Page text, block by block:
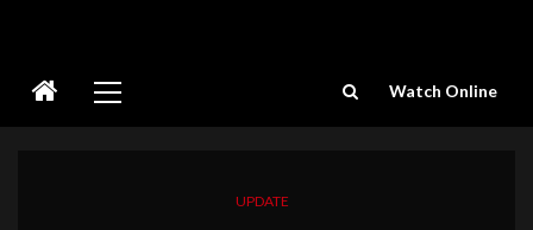
Menu
Watch Online
UPDATE